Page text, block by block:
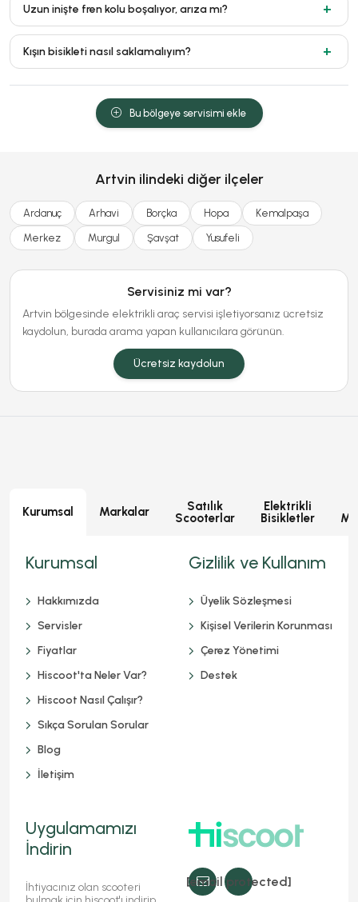
Uzun inişte fren kolu boşalıyor, arıza mı?
Kışın bisikleti nasıl saklamalıyım?
Bu bölgeye servisimi ekle
Artvin ilindeki diğer ilçeler
Ardanuç Arhavi Borçka Hopa Kemalpaşa
Merkez Murgul Şavşat Yusufeli
Servisiniz mi var?
Artvin bölgesinde elektrikli araç servisi işletiyorsanız ücretsiz
kaydolun, burada arama yapan kullanıcılara görünün.
Ücretsiz kaydolun
Kurumsal Markalar
Satılık
Scooterlar
Elektrikli
Bisikletler
[email protected]
Kurumsal
Hakkımızda
Servisler
Fiyatlar
Hiscoot'ta Neler Var?
Hiscoot Nasıl Çalışır?
Sıkça Sorulan Sorular
Blog
İletişim
Gizlilik ve Kullanım
Üyelik Sözleşmesi
Kişisel Verilerin Korunması
Çerez Yönetimi
Destek
Uygulamamızı
İndirin
İhtiyacınız olan scooteri